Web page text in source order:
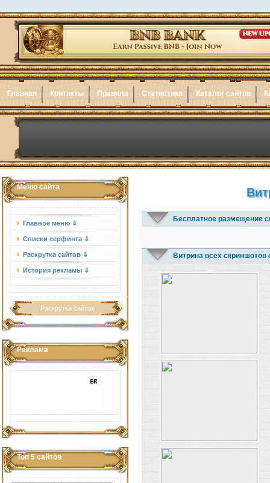
Главная Контакты Правила Статистика Каталог сайтов
Меню сайта
Главное меню ⇓
Списки серфинга ⇓
Раскрутка сайтов ⇓
История рекламы ⇓
Раскрутка сайтов
Реклама
Топ 5 сайтов
Бесплатное размещение
Витрина всех скриншотов